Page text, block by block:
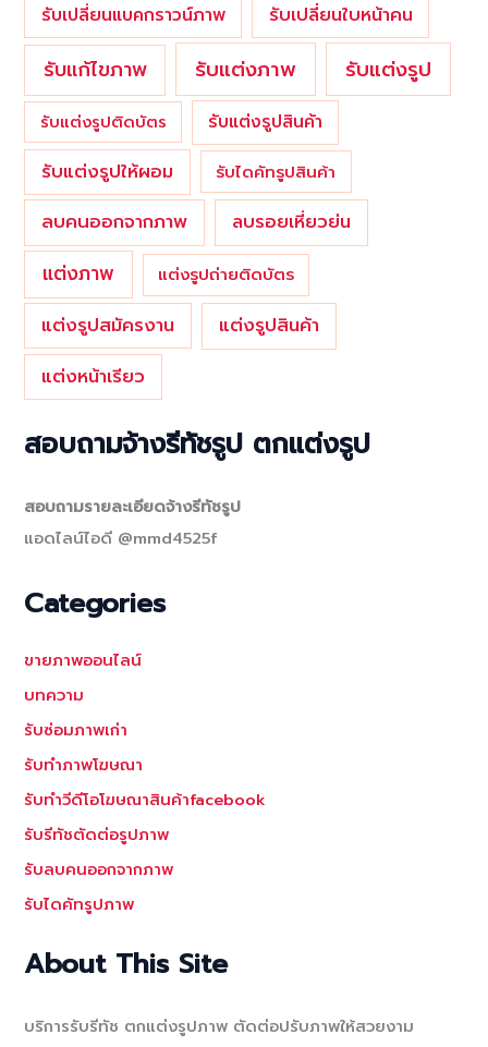
รับเปลี่ยนแบคกราวน์ภาพ รับเปลี่ยนใบหน้าคน
รับแก้ไขภาพ รับแต่งภาพ รับแต่งรูป
รับแต่งรูปติดบัตร รับแต่งรูปสินค้า
รับแต่งรูปให้ผอม รับไดคัทรูปสินค้า
ลบคนออกจากภาพ ลบรอยเหี่ยวย่น
แต่งภาพ แต่งรูปถ่ายติดบัตร
แต่งรูปสมัครงาน
แต่งรูปสินค้า
แต่งหน้าเรียว
สอบถามจ้างรีทัชรูป ตกแต่งรูป
สอบถามรายละเอียดจ้างรีทัชรูป
แอดไลน์ไอดี @mmd4525f
Categories
ขายภาพออนไลน์
บทความ
รับซ่อมภาพเก่า
รับทำภาพโฆษณา
รับทำวีดีโอโฆษณาสินค้าfacebook
รับรีทัชตัดต่อรูปภาพ
รับลบคนออกจากภาพ
รับไดคัทรูปภาพ
About This Site
บริการรับรีทัช ตกแต่งรูปภาพ ตัดต่อปรับภาพให้สวยงาม